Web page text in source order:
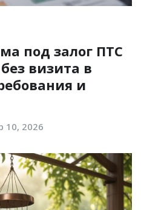
под залог ПТС
визита в
и
10, 2026